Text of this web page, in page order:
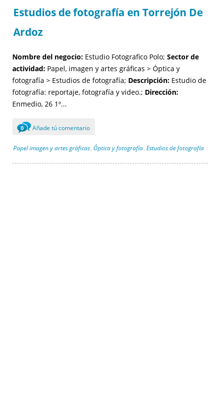
Estudios de fotografía en Torrejón De
Ardoz
Nombre del negocio: Estudio Fotografico Polo; Sector de
actividad: Papel, imagen y artes gráficas > Óptica y
fotografía > Estudios de fotografía; Descripción: Estudio de
fotografía: reportaje, fotografía y video.; Dirección:
Enmedio, 26 1º...
0 Añade tú comentario
Papel imagen y artes gráficas Óptica y fotografía Estudios de fotografía